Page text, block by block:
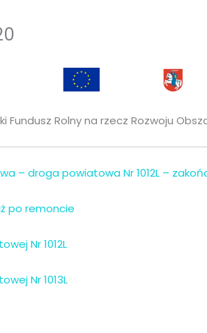
Fundusz Rolny na rzecz Rozwoju
– droga powiatowa Nr 1012L –
po remoncie
Nr 1012L
Nr 1013L